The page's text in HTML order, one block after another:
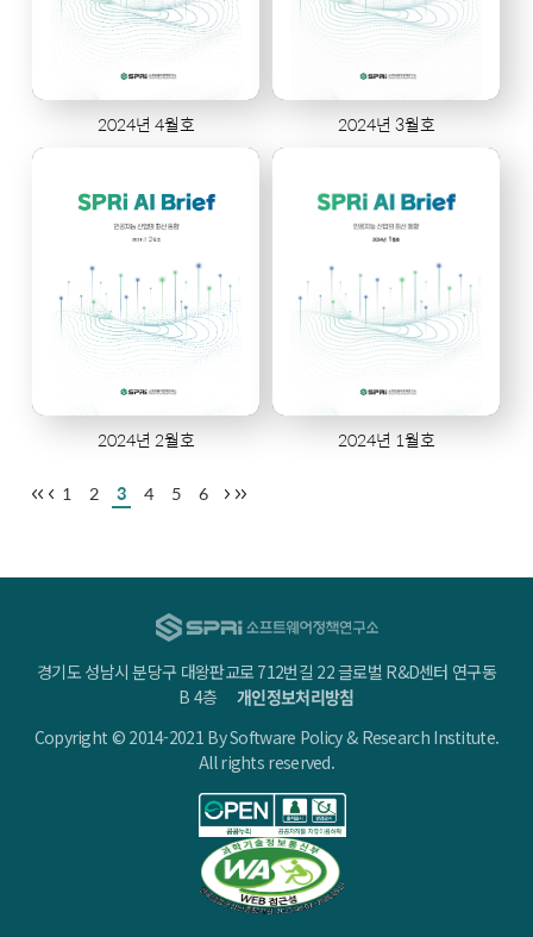
2024년 4월호 2024년 3월호
2024년 2월호 2024년 1월호
1 2 3 4 5 6
경기도 성남시 분당구 대왕판교로 712번길 22 글로벌 R&D센터 연구동
B 4층개인정보처리방침
Copyright © 2014-2021 By Software Policy & Research Institute.
All rights reserved.